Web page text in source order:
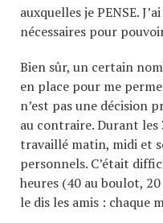
auxquelles je PENSE.
nécessaires pour
Bien sûr, un certain
en place pour me
n’est pas une décision
au contraire. Durant les
travaillé matin, midi et
personnels. C’était
heures (40 au boulot,
le dis les amis : chaque